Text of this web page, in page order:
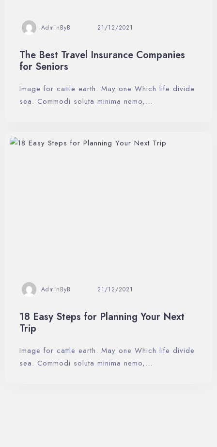
AdminByB 21/12/2021
The Best Travel Insurance Companies
for Seniors
Image for cattle earth. May one Which life divide
sea. Commodi soluta minima nemo,…
AdminByB 21/12/2021
18 Easy Steps for Planning Your Next
Trip
Image for cattle earth. May one Which life divide
sea. Commodi soluta minima nemo,…
Día de salida
Buscar